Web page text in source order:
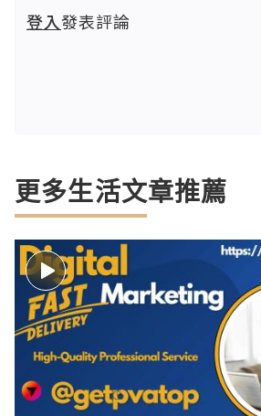
登入發表評論
更多生活文章推薦